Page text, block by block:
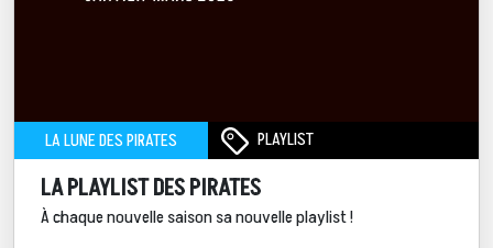
LA LUNE DES PIRATES PLAYLIST
LA PLAYLIST DES PIRATES
À chaque nouvelle saison sa nouvelle playlist !